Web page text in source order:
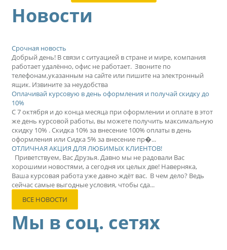
Новости
Срочная новость
Добрый день! В связи с ситуацией в стране и мире, компания
работает удалённо, офис не работает. Звоните по
телефонам,указанным на сайте или пишите на электронный
ящик. Извините за неудобства
Оплачивай курсовую в день оформления и получай скидку до
10%
С 7 октября и до конца месяца при оформлении и оплате в этот
же день курсовой работы, вы можете получить максимальную
скидку 10% . Скидка 10% за внесение 100% оплаты в день
оформления или Сидка 5% за внесение пр�...
ОТЛИЧНАЯ АКЦИЯ ДЛЯ ЛЮБИМЫХ КЛИЕНТОВ!
Приветствуем, Вас Друзья. Давно мы не радовали Вас
хорошими новостями, а сегодня их целых две! Наверняка,
Ваша курсовая работа уже давно ждёт вас. В чем дело? Ведь
сейчас самые выгодные условия, чтобы сда...
ВСЕ НОВОСТИ
Мы в соц. сетях